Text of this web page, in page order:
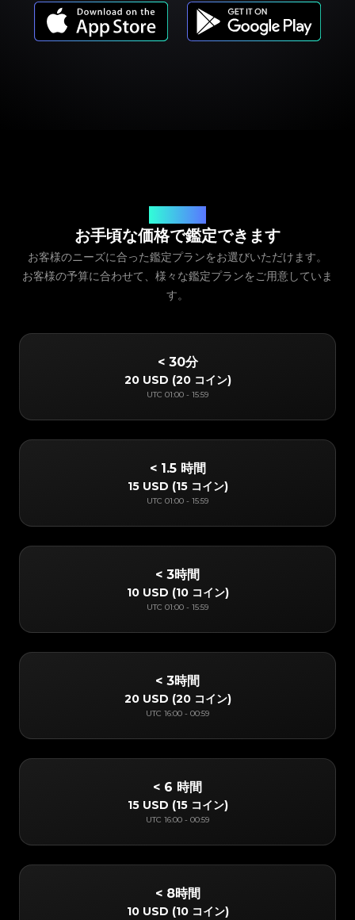
お手頃な価格で鑑定できます
お客様のニーズに合った鑑定プランをお選びいただけます。
お客様の予算に合わせて、様々な鑑定プランをご用意していま
す。
< 30分
20 USD (20 コイン)
UTC 01:00 - 15:59
< 1.5 時間
15 USD (15 コイン)
UTC 01:00 - 15:59
< 3時間
10 USD (10 コイン)
UTC 01:00 - 15:59
< 3時間
20 USD (20 コイン)
UTC 16:00 - 00:59
< 6 時間
15 USD (15 コイン)
UTC 16:00 - 00:59
< 8時間
10 USD (10 コイン)